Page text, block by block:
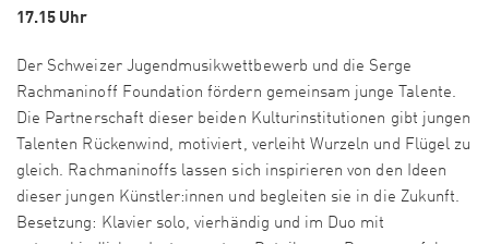
17.15 Uhr
Der Schweizer Jugendmusikwettbewerb und die Serge
Rachmaninoff Foundation fördern gemeinsam junge Talente.
Die Partnerschaft dieser beiden Kulturinstitutionen gibt jungen
Talenten Rückenwind, motiviert, verleiht Wurzeln und Flügel zu
gleich. Rachmaninoffs lassen sich inspirieren von den Ideen
dieser jungen Künstler:innen und begleiten sie in die Zukunft.
Besetzung: Klavier solo, vierhändig und im Duo mit